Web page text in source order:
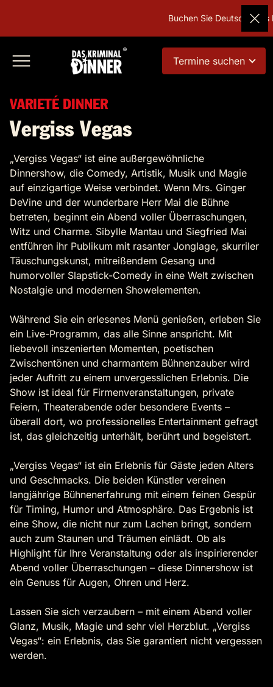
Buchen Sie Deutschlands
Termine suchen
VARIETÉ DINNER
Vergiss Vegas
„Vergiss Vegas“ ist eine außergewöhnliche
Dinnershow, die Comedy, Artistik, Musik und Magie
auf einzigartige Weise verbindet. Wenn Mrs. Ginger
DeVine und der wunderbare Herr Mai die Bühne
betreten, beginnt ein Abend voller Überraschungen,
Witz und Charme. Sibylle Mantau und Siegfried Mai
entführen ihr Publikum mit rasanter Jonglage, skurriler
Täuschungskunst, mitreißendem Gesang und
humorvoller Slapstick-Comedy in eine Welt zwischen
Nostalgie und modernen Showelementen.
Während Sie ein erlesenes Menü genießen, erleben Sie
ein Live-Programm, das alle Sinne anspricht. Mit
liebevoll inszenierten Momenten, poetischen
Zwischentönen und charmantem Bühnenzauber wird
jeder Auftritt zu einem unvergesslichen Erlebnis. Die
Show ist ideal für Firmenveranstaltungen, private
Feiern, Theaterabende oder besondere Events –
überall dort, wo professionelles Entertainment gefragt
ist, das gleichzeitig unterhält, berührt und begeistert.
„Vergiss Vegas“ ist ein Erlebnis für Gäste jeden Alters
und Geschmacks. Die beiden Künstler vereinen
langjährige Bühnenerfahrung mit einem feinen Gespür
für Timing, Humor und Atmosphäre. Das Ergebnis ist
eine Show, die nicht nur zum Lachen bringt, sondern
auch zum Staunen und Träumen einlädt. Ob als
Highlight für Ihre Veranstaltung oder als inspirierender
Abend voller Überraschungen – diese Dinnershow ist
ein Genuss für Augen, Ohren und Herz.
Lassen Sie sich verzaubern – mit einem Abend voller
Glanz, Musik, Magie und sehr viel Herzblut. „Vergiss
Vegas“: ein Erlebnis, das Sie garantiert nicht vergessen
werden.